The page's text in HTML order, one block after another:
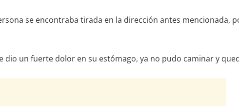
se encontraba tirada en la dirección antes mencionada,
dio un fuerte dolor en su estómago, ya no pudo caminar y